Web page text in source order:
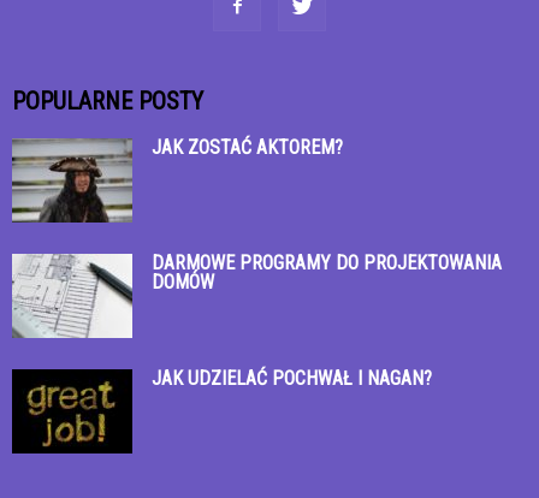
POPULARNE POSTY
JAK ZOSTAĆ AKTOREM?
DARMOWE PROGRAMY DO PROJEKTOWANIA
DOMÓW
JAK UDZIELAĆ POCHWAŁ I NAGAN?